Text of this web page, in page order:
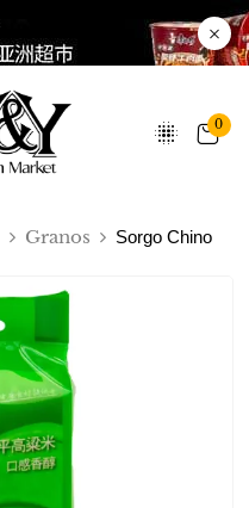
0
Granos Sorgo Chino